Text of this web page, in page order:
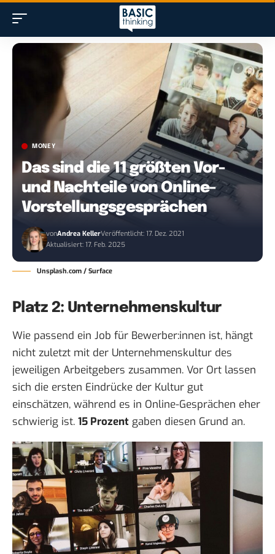
MONEY
Das sind die 11 größten Vor-
und Nachteile von Online-
Vorstellungsgesprächen
vonAndrea KellerVeröffentlicht: 17. Dez. 2021
Aktualisiert: 17. Feb. 2025
Unsplash.com / Surface
Platz 2: Unternehmenskultur
Wie passend ein Job für Bewerber:innen ist, hängt
nicht zuletzt mit der Unternehmenskultur des
jeweiligen Arbeitgebers zusammen. Vor Ort lassen
sich die ersten Eindrücke der Kultur gut
einschätzen, während es in Online-Gesprächen eher
schwierig ist. 15 Prozent gaben diesen Grund an.